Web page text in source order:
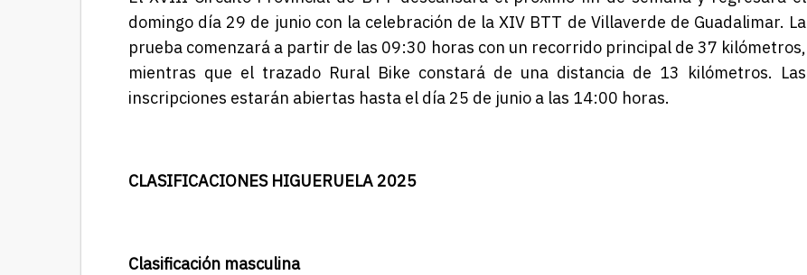
domingo día 29 de junio con la celebración de la XIV BTT de Villaverde de Guadalimar. La
prueba comenzará a partir de las 09:30 horas con un recorrido principal de 37 kilómetros,
mientras que el trazado Rural Bike constará de una distancia de 13 kilómetros. Las
inscripciones estarán abiertas hasta el día 25 de junio a las 14:00 horas.
CLASIFICACIONES HIGUERUELA 2025
Clasificación masculina